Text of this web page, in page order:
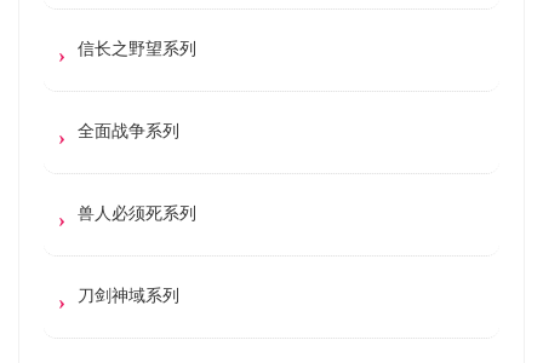
信长之野望系列
全面战争系列
兽人必须死系列
刀剑神域系列